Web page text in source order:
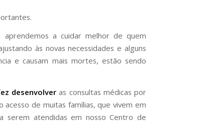
aprendemos a cuidar melhor de quem
às novas necessidades e alguns
e causam mais mortes, estão sendo
desenvolver as consultas médicas por
de muitas famílias, que vivem em
serem atendidas em nosso Centro de